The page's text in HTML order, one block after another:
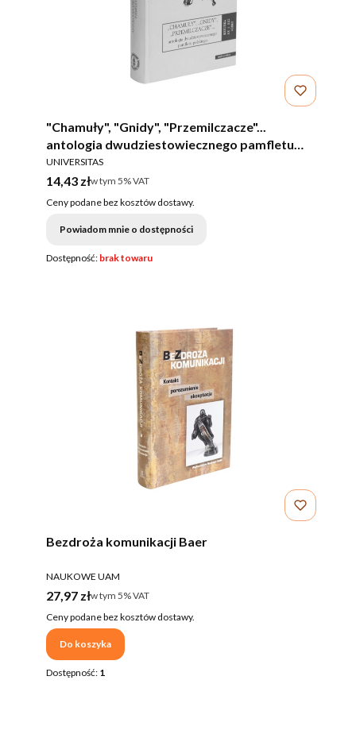
"Chamuły", "Gnidy", "Przemilczacze"...
antologia dwudziestowiecznego pamfletu
polskiego
PRODUCENT
UNIVERSITAS
Cena brutto
14,43 złw tym %s VAT
w tym 5%VAT
Ceny podane bez kosztów dostawy.
Powiadom mnie o dostępności
Dostępność: brak towaru
Bezdroża komunikacji Baer
PRODUCENT
NAUKOWE UAM
Cena brutto
27,97 złw tym %s VAT
w tym 5%VAT
Ceny podane bez kosztów dostawy.
Do koszyka
Dostępność: 1